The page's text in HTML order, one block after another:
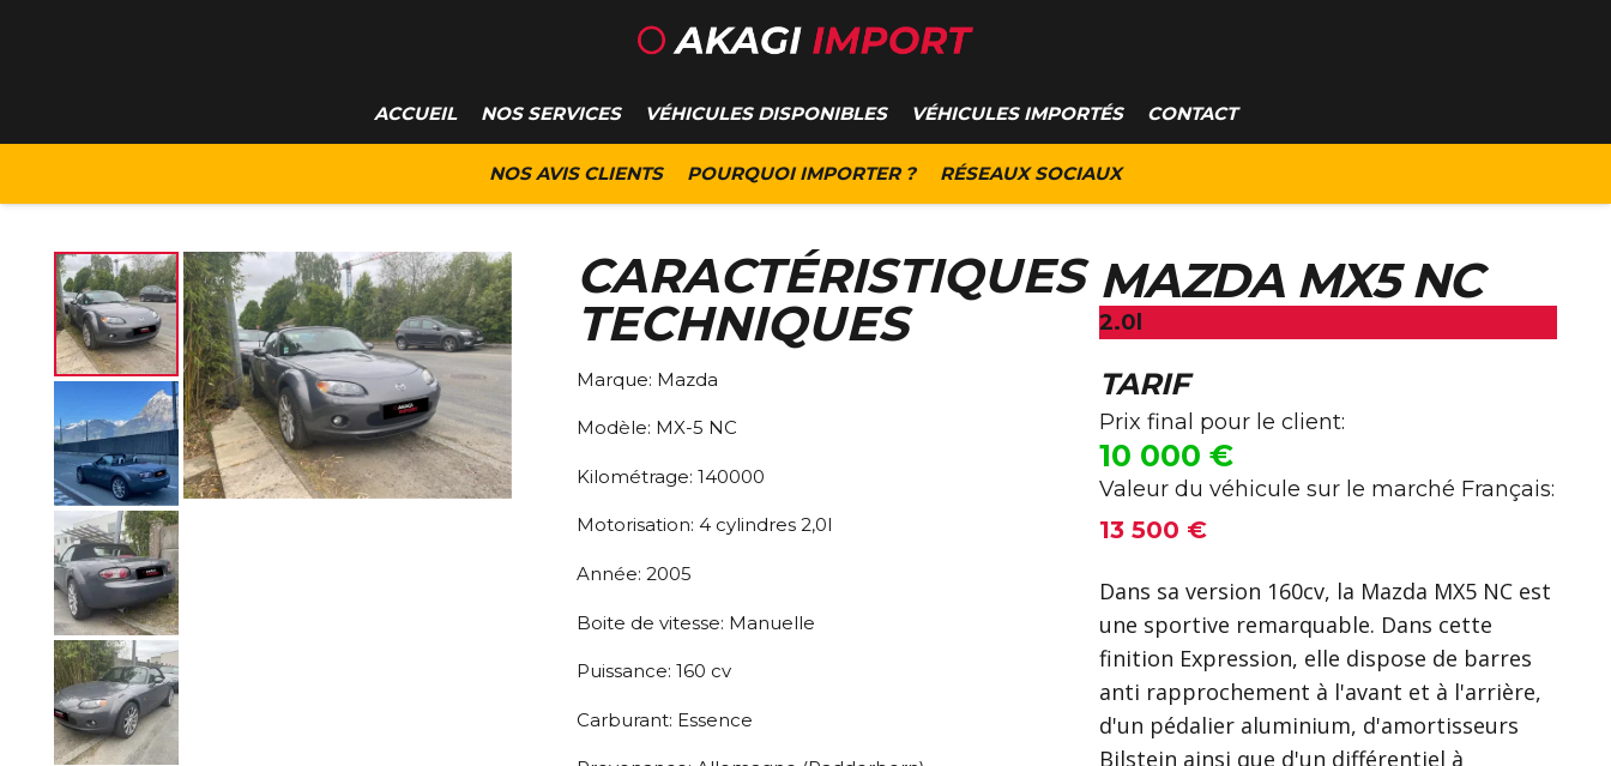
ACCUEIL NOS SERVICES VÉHICULES DISPONIBLES VÉHICULES IMPORTÉS CONTACT
NOS AVIS CLIENTS POURQUOI IMPORTER ? RÉSEAUX SOCIAUX
CARACTÉRISTIQUES
TECHNIQUES
Marque: Mazda
Modèle: MX-5 NC
Kilométrage: 140000
Motorisation: 4 cylindres 2,0l
Année: 2005
Boite de vitesse: Manuelle
Puissance: 160 cv
Carburant: Essence
MAZDA MX5 NC
2.0l
TARIF
Prix final pour le client:
10 000 €
Valeur du véhicule sur le marché Français:
13 500 €
Dans sa version 160cv, la Mazda MX5 NC est
une sportive remarquable. Dans cette
finition Expression, elle dispose de barres
anti rapprochement à l'avant et à l'arrière,
d'un pédalier aluminium, d'amortisseurs
Bilstein ainsi que d'un différentiel à